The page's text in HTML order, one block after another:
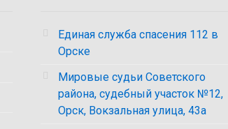
Единая служба спасения 112 в
Орске
Мировые судьи Советского
района, судебный участок №12,
Орск, Вокзальная улица, 43а